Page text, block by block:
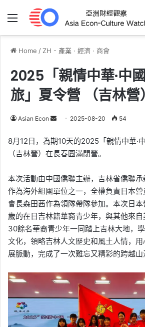
Menu
Home / ZH - 產業 · 經濟 · 商會
2025「親情中華·中
旅」夏令營 （吉林
Asian Econ
Send
email
2025-08-20 54
8月12日，為期10天的2025「親情中華·
（吉林營）在長春圓滿閉營。
本次活動由中國僑聯主辦，吉林省僑聯
作為海外組團單位之一，全權負責日本
會長森田茜作為領隊帶隊參加。本次日
歲的在日吉林籍華裔青少年，與其他來
30餘名華裔青少年一同踏上吉林大地，
文化，領略吉林人文歷史和風土人情，
展脈動，完成了一次難忘又精彩的跨越山